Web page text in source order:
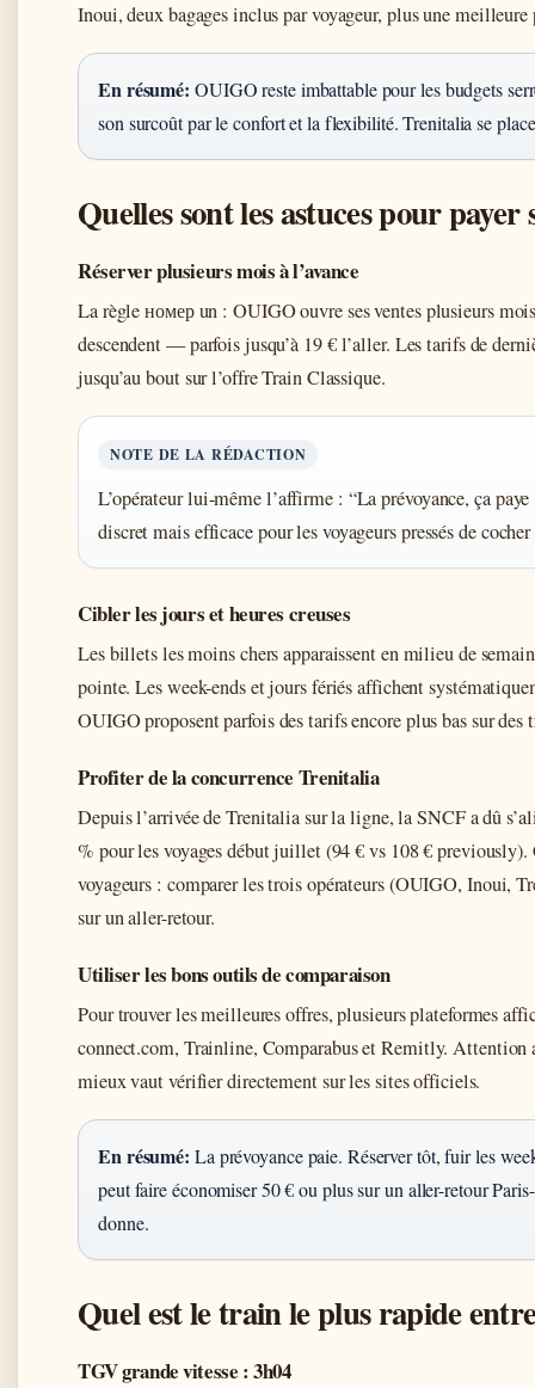
Inoui, deux bagages inclus par voyageur, plus une
En résumé: OUIGO reste imbattable pour les budgets
son surcoût par le confort et la flexibilité. Trenitalia se
Quelles sont les astuces pour
Réserver plusieurs mois à l’avance
La règle номер un : OUIGO ouvre ses ventes plusieurs
descendent — parfois jusqu’à 19 € l’aller. Les tarifs de
jusqu’au bout sur l’offre Train Classique.
NOTE DE LA RÉDACTION
L’opérateur lui-même l’affirme : “La prévoyance, ça
discret mais efficace pour les voyageurs pressés de
Cibler les jours et heures creuses
Les billets les moins chers apparaissent en milieu de
pointe. Les week-ends et jours fériés affichent
OUIGO proposent parfois des tarifs encore plus bas sur des
Profiter de la concurrence Trenitalia
Depuis l’arrivée de Trenitalia sur la ligne, la SNCF a dû
% pour les voyages début juillet (94 € vs 108 €
voyageurs : comparer les trois opérateurs (OUIGO, Inoui,
sur un aller-retour.
Utiliser les bons outils de comparaison
Pour trouver les meilleures offres, plusieurs plateformes
connect.com, Trainline, Comparabus et Remitly.
mieux vaut vérifier directement sur les sites officiels.
En résumé: La prévoyance paie. Réserver tôt, fuir les
peut faire économiser 50 € ou plus sur un aller-retour
donne.
Quel est le train le plus rapide
TGV grande vitesse : 3h04